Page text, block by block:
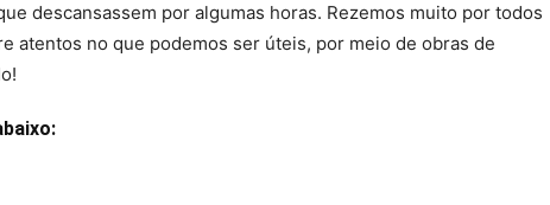
descansassem por algumas horas. Rezemos muito por todos
atentos no que podemos ser úteis, por meio de obras de